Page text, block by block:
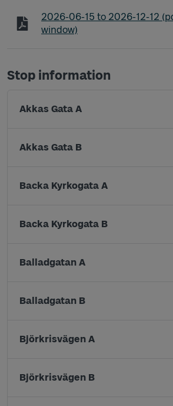
Timetable line 142 Backa -
2026-06-15 to 2026-12-12
window)
Stop information
Akkas Gata A
Akkas Gata B
Backa Kyrkogata A
Backa Kyrkogata B
Balladgatan A
Balladgatan B
Björkrisvägen A
Björkrisvägen B